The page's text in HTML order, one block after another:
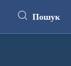
Пошук